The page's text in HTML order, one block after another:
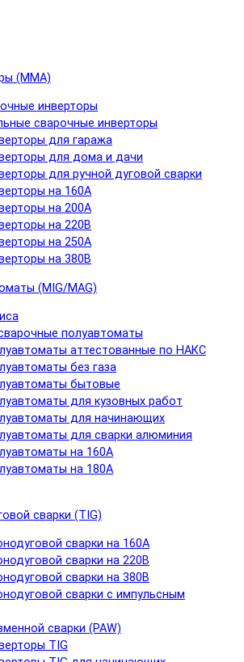
(MMA)
инверторы
сварочные инверторы
для гаража
для дома и дачи
для ручной дуговой сварки
на 160А
на 200А
на 220В
на 250А
на 380В
(MIG/MAG)
полуавтоматы
аттестованные по НАКС
без газа
бытовые
для кузовных работ
для начинающих
для сварки алюминия
на 160А
на 180А
сварки (TIG)
сварки на 160А
сварки на 220В
сварки на 380В
сварки с импульсным
сварки (PAW)
TIG